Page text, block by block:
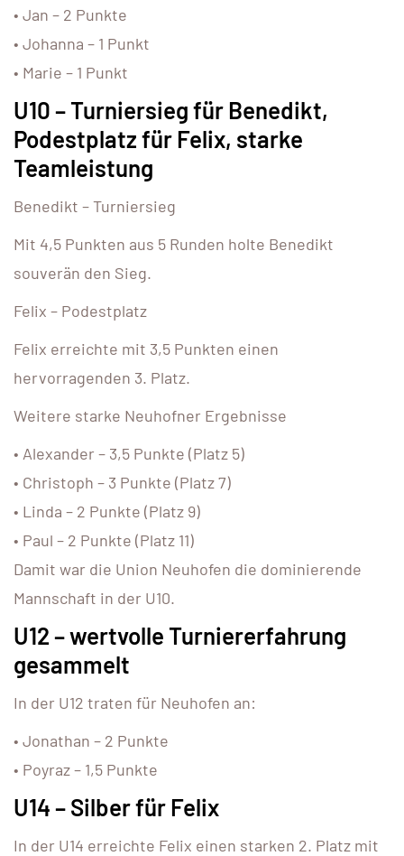
• Jan – 2 Punkte
• Johanna – 1 Punkt
• Marie – 1 Punkt
U10 – Turniersieg für Benedikt,
Podestplatz für Felix, starke
Teamleistung
Benedikt – Turniersieg
Mit 4,5 Punkten aus 5 Runden holte Benedikt
souverän den Sieg.
Felix – Podestplatz
Felix erreichte mit 3,5 Punkten einen
hervorragenden 3. Platz.
Weitere starke Neuhofner Ergebnisse
• Alexander – 3,5 Punkte (Platz 5)
• Christoph – 3 Punkte (Platz 7)
• Linda – 2 Punkte (Platz 9)
• Paul – 2 Punkte (Platz 11)
Damit war die Union Neuhofen die dominierende
Mannschaft in der U10.
U12 – wertvolle Turniererfahrung
gesammelt
In der U12 traten für Neuhofen an:
• Jonathan – 2 Punkte
• Poyraz – 1,5 Punkte
U14 – Silber für Felix
In der U14 erreichte Felix einen starken 2. Platz mit